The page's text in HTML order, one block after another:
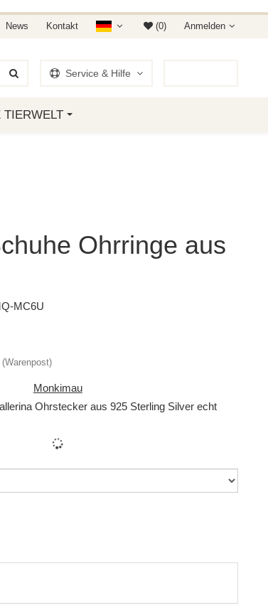
News Kontakt (0) Anmelden
Service & Hilfe
TIERWELT
Ohrringe aus
MC6U
(Warenpost)
Monkimau
Ohrstecker aus 925 Sterling Silver echt